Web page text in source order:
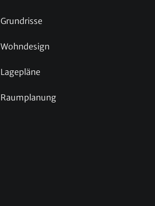
Grundrisse
Wohndesign
Lagepläne
Raumplanung